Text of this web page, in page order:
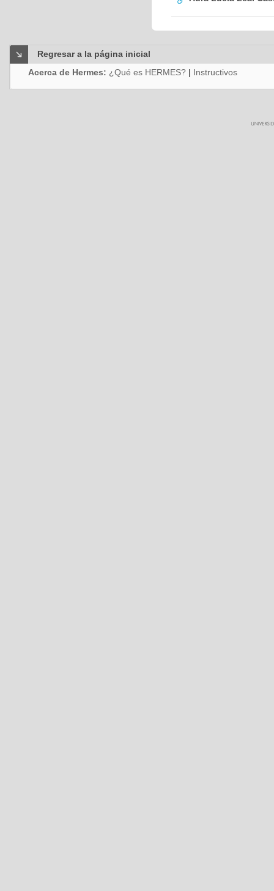
Regresar a la página inicial
Acerca de Hermes: ¿Qué es HERMES? | Instructivos